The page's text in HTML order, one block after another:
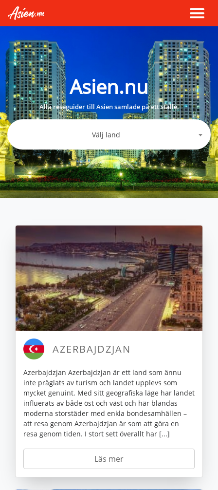
Asien.nu
Alla reseguider till Asien samlade på ett ställe.
Välj land
AZERBAJDZJAN
Azerbajdzjan Azerbajdzjan är ett land som ännu
inte präglats av turism och landet upplevs som
mycket genuint. Med sitt geografiska läge har landet
influerats av både öst och väst och här blandas
moderna storstäder med enkla bondesamhällen –
att resa genom Azerbajdzjan är som att göra en
resa genom tiden. I stort sett överallt har [...]
Läs mer